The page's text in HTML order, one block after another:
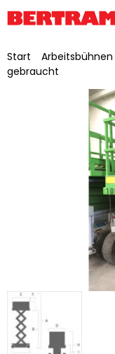
Start
gebraucht